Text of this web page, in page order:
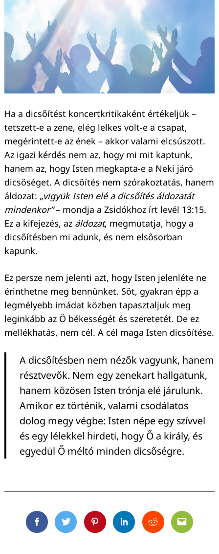
Ha a dicsőítést koncertkritikaként értékeljük –
tetszett-e a zene, elég lelkes volt-e a csapat,
megérintett-e az ének – akkor valami elcsúszott.
Az igazi kérdés nem az, hogy mi mit kaptunk,
hanem az, hogy Isten megkapta-e a Neki járó
dicsőséget. A dicsőítés nem szórakoztatás, hanem
áldozat: „vigyük Isten elé a dicsőítés áldozatát
mindenkor”– mondja a Zsidókhoz írt levél 13:15.
Ez a kifejezés, az áldozat, megmutatja, hogy a
dicsőítésben mi adunk, és nem elsősorban
kapunk.
Ez persze nem jelenti azt, hogy Isten jelenléte ne
érinthetne meg bennünket. Sőt, gyakran épp a
legmélyebb imádat közben tapasztaljuk meg
leginkább az Ő békességét és szeretetét. De ez
mellékhatás, nem cél. A cél maga Isten dicsőítése.
A dicsőítésben nem nézők vagyunk, hanem
résztvevők. Nem egy zenekart hallgatunk,
hanem közösen Isten trónja elé járulunk.
Amikor ez történik, valami csodálatos
dolog megy végbe: Isten népe egy szívvel
és egy lélekkel hirdeti, hogy Ő a király, és
egyedül Ő méltó minden dicsőségre.
FacebookTwitterPinterestLinkedinRedditEmail